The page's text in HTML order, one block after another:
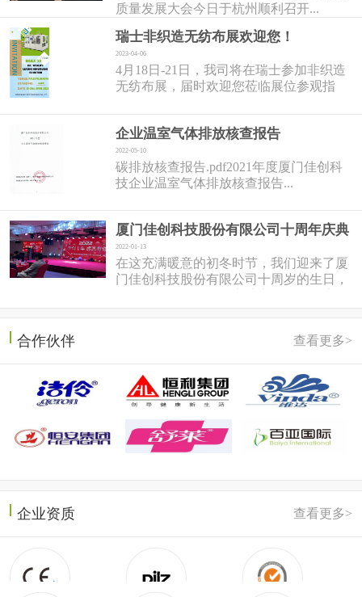
质量发展大会今日于杭州顺利召开...
瑞士非织造无纺布展欢迎您！
2023-04-06
4月18日-21日，我司将在瑞士参加非织造
无纺布展，届时欢迎您莅临展位参观指
企业温室气体排放核查报告
2022-05-10
碳排放核查报告.pdf2021年度厦门佳创科
技企业温室气体排放核查报告...
厦门佳创科技股份有限公司十周年庆典
2022-01-13
在这充满暖意的初冬时节，我们迎来了厦
门佳创科技股份有限公司十周岁的生日，
重召开。岱总回想十年前，佳...
合作伙伴 查看更多>
企业资质 查看更多>